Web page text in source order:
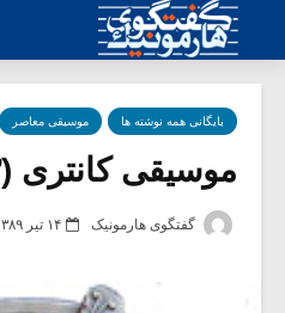
بایگانی همه نوشته ها موسیقی معاصر
موسیقی کانتری (۳)
گفتگوی هارمونیک ۱۴ تیر ۱۳۸۹